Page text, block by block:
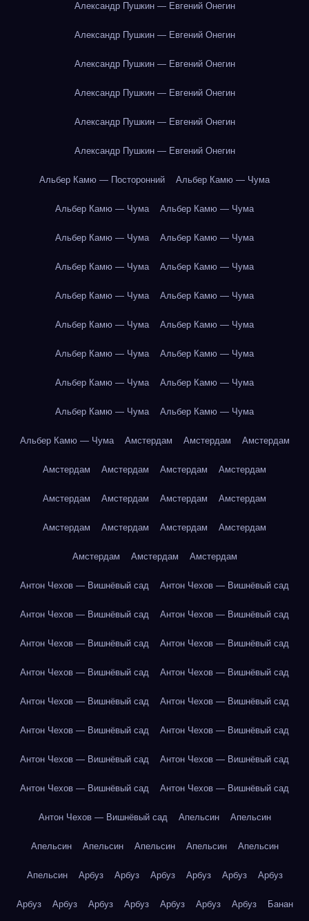
Александр Пушкин — Евгений Онегин
Александр Пушкин — Евгений Онегин
Александр Пушкин — Евгений Онегин
Александр Пушкин — Евгений Онегин
Александр Пушкин — Евгений Онегин
Александр Пушкин — Евгений Онегин
Альбер Камю — Посторонний Альбер Камю — Чума
Альбер Камю — Чума Альбер Камю — Чума
Альбер Камю — Чума Альбер Камю — Чума
Альбер Камю — Чума Альбер Камю — Чума
Альбер Камю — Чума Альбер Камю — Чума
Альбер Камю — Чума Альбер Камю — Чума
Альбер Камю — Чума Альбер Камю — Чума
Альбер Камю — Чума Альбер Камю — Чума
Альбер Камю — Чума Альбер Камю — Чума
Альбер Камю — Чума Амстердам Амстердам Амстердам
Амстердам Амстердам Амстердам Амстердам
Амстердам Амстердам Амстердам Амстердам
Амстердам Амстердам Амстердам Амстердам
Амстердам Амстердам Амстердам
Антон Чехов — Вишнёвый сад Антон Чехов — Вишнёвый сад
Антон Чехов — Вишнёвый сад Антон Чехов — Вишнёвый сад
Антон Чехов — Вишнёвый сад Антон Чехов — Вишнёвый сад
Антон Чехов — Вишнёвый сад Антон Чехов — Вишнёвый сад
Антон Чехов — Вишнёвый сад Антон Чехов — Вишнёвый сад
Антон Чехов — Вишнёвый сад Антон Чехов — Вишнёвый сад
Антон Чехов — Вишнёвый сад Антон Чехов — Вишнёвый сад
Антон Чехов — Вишнёвый сад Антон Чехов — Вишнёвый сад
Антон Чехов — Вишнёвый сад Апельсин Апельсин
Апельсин Апельсин Апельсин Апельсин Апельсин
Апельсин Арбуз Арбуз Арбуз Арбуз Арбуз Арбуз
Арбуз Арбуз Арбуз Арбуз Арбуз Арбуз Арбуз Банан